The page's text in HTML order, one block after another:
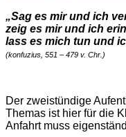
„Sag es mir und ich
zeig es mir und ich
lass es mich tun und
(konfuzius, 551 – 479 v. Chr.)
Der zweistündige
Themas ist hier für die
Anfahrt muss